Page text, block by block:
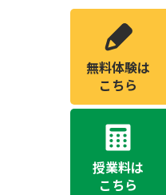
無料体験は
こちら
授業料は
こちら